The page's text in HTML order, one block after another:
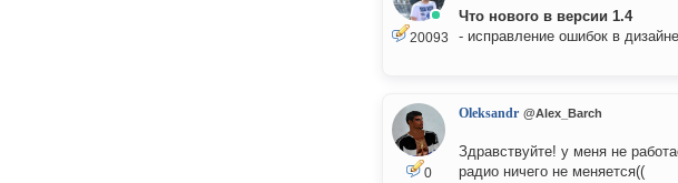
20093
Что нового в версии 1.4
- исправление ошибок в
0
Oleksandr @Alex_Barch
Здравствуйте! у меня не
радио ничего не меняется((